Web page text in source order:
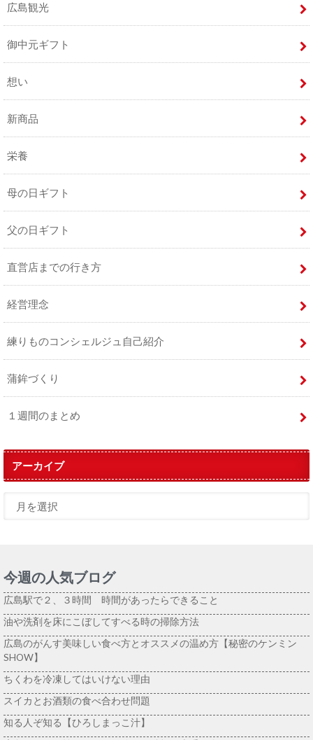
広島観光
御中元ギフト
想い
新商品
栄養
母の日ギフト
父の日ギフト
直営店までの行き方
経営理念
練りものコンシェルジュ自己紹介
蒲鉾づくり
１週間のまとめ
アーカイブ
今週の人気ブログ
広島駅で２、３時間 時間があったらできること
油や洗剤を床にこぼしてすべる時の掃除方法
広島のがんす美味しい食べ方とオススメの温め方【秘密のケンミン
SHOW】
ちくわを冷凍してはいけない理由
スイカとお酒類の食べ合わせ問題
知る人ぞ知る【ひろしまっこ汁】